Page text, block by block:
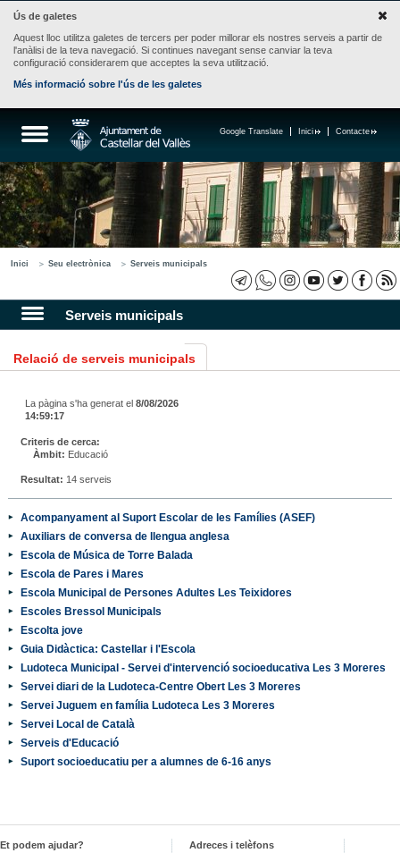
Ús de galetes
Aquest lloc utilitza galetes de tercers per poder millorar els nostres serveis a partir de
l'anàlisi de la teva navegació. Si continues navegant sense canviar la teva
configuració considerarem que acceptes la seva utilització.
Més informació sobre l'ús de les galetes
Contacte
Inici
Google Translate
Inici Seu electrònica Serveis municipals
Serveis municipals
Relació de serveis municipals
La pàgina s'ha generat el 8/08/2026
14:59:17
Criteris de cerca:
Àmbit: Educació
Resultat: 14 serveis
Acompanyament al Suport Escolar de les Famílies (ASEF)
Auxiliars de conversa de llengua anglesa
Escola de Música de Torre Balada
Escola de Pares i Mares
Escola Municipal de Persones Adultes Les Teixidores
Escoles Bressol Municipals
Escolta jove
Guia Didàctica: Castellar i l'Escola
Ludoteca Municipal - Servei d'intervenció socioeducativa Les 3 Moreres
Servei diari de la Ludoteca-Centre Obert Les 3 Moreres
Servei Juguem en família Ludoteca Les 3 Moreres
Servei Local de Català
Serveis d'Educació
Suport socioeducatiu per a alumnes de 6-16 anys
Et podem ajudar?
Adreces i telèfons